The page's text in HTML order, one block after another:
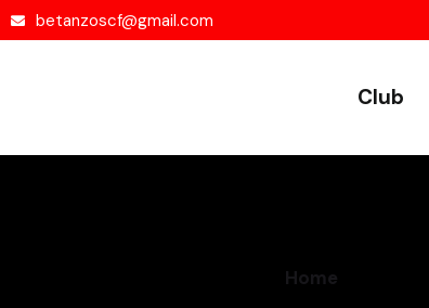
betanzoscf@gmail.com
Club
Home